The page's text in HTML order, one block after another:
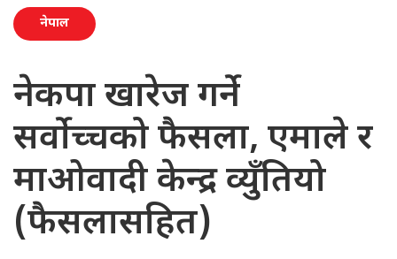
नेपाल
नेकपा खारेज गर्ने
सर्वोच्चको फैसला, एमाले र
माओवादी केन्द्र व्युँतियो
(फैसलासहित)